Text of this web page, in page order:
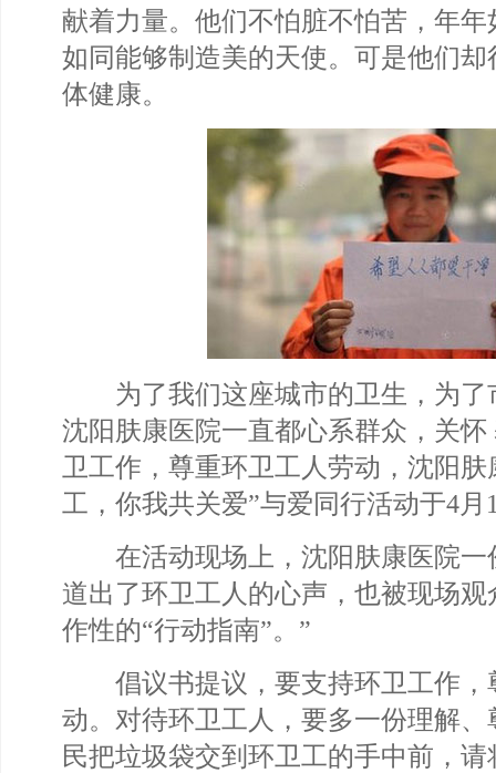
献着力量。他们不怕脏不怕苦，年
如同能够制造美的天使。可是他们
体健康。
为了我们这座城市的卫生，为了
沈阳肤康医院一直都心系群众，关
卫工作，尊重环卫工人劳动，沈阳肤
工，你我共关爱”与爱同行活动于4月
在活动现场上，沈阳肤康医院一
道出了环卫工人的心声，也被现场
作性的“行动指南”。”
倡议书提议，要支持环卫工作，
动。对待环卫工人，要多一份理解
民把垃圾袋交到环卫工的手中前，